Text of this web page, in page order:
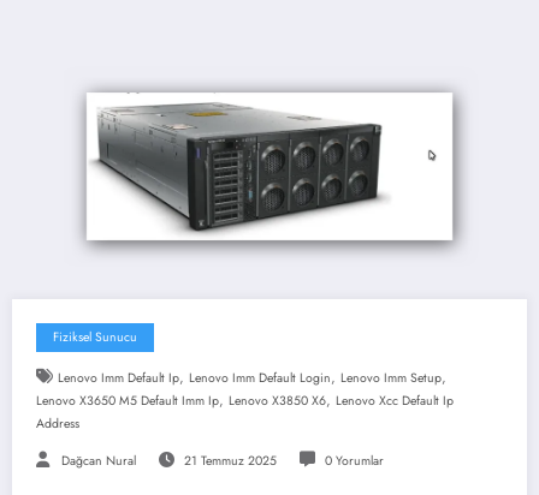
Fiziksel Sunucu
Lenovo Imm Default Ip, Lenovo Imm Default Login, Lenovo Imm Setup,
Lenovo X3650 M5 Default Imm Ip, Lenovo X3850 X6, Lenovo Xcc Default Ip
Address
Dağcan Nural 21 Temmuz 2025 0 Yorumlar